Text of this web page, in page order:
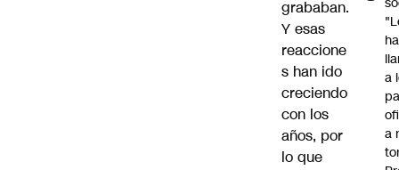
grababan.
Y esas
reaccione
s han ido
creciendo
con los
años, por
lo que
a
a